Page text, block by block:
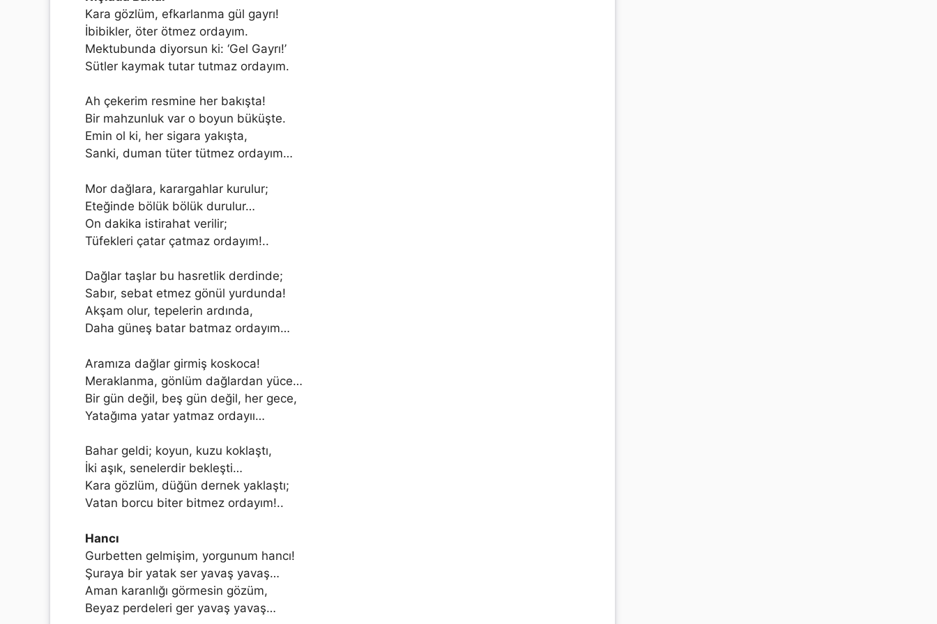
Kara gözlüm, efkarlanma gül gayrı!
İbibikler, öter ötmez ordayım.
Mektubunda diyorsun ki: ‘Gel Gayrı!’
Sütler kaymak tutar tutmaz ordayım.
Ah çekerim resmine her bakışta!
Bir mahzunluk var o boyun büküşte.
Emin ol ki, her sigara yakışta,
Sanki, duman tüter tütmez ordayım…
Mor dağlara, karargahlar kurulur;
Eteğinde bölük bölük durulur…
On dakika istirahat verilir;
Tüfekleri çatar çatmaz ordayım!..
Dağlar taşlar bu hasretlik derdinde;
Sabır, sebat etmez gönül yurdunda!
Akşam olur, tepelerin ardında,
Daha güneş batar batmaz ordayım…
Aramıza dağlar girmiş koskoca!
Meraklanma, gönlüm dağlardan yüce…
Bir gün değil, beş gün değil, her gece,
Yatağıma yatar yatmaz ordayıı…
Bahar geldi; koyun, kuzu koklaştı,
İki aşık, senelerdir bekleşti…
Kara gözlüm, düğün dernek yaklaştı;
Vatan borcu biter bitmez ordayım!..
Hancı
Gurbetten gelmişim, yorgunum hancı!
Şuraya bir yatak ser yavaş yavaş…
Aman karanlığı görmesin gözüm,
Beyaz perdeleri ger yavaş yavaş…